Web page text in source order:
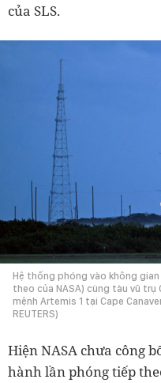
của SLS.
Hệ thống phóng vào không
theo của NASA) cùng tàu vũ
mệnh Artemis 1 tại Cape
REUTERS)
Hiện NASA chưa công
hành lần phóng tiếp